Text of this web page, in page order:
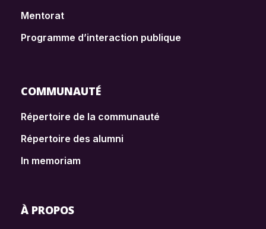
Mentorat
Programme d’interaction publique
COMMUNAUTÉ
Répertoire de la communauté
Répertoire des alumni
In memoriam
À PROPOS